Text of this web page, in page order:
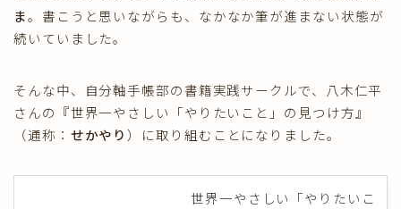
ま。書こうと思いながらも、なかなか筆が進まない状態が
続いていました。
そんな中、自分軸手帳部の書籍実践サークルで、八木仁平
さんの『世界一やさしい「やりたいこと」の見つけ方』
（通称： せかやり）に取り組むことになりました。
世界一やさしい「やりたいこ